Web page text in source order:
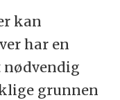
kan
har en
grunnen